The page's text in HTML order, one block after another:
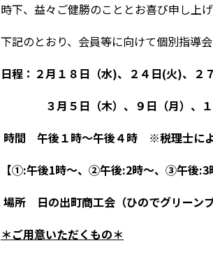
時下、益々ご健勝のこととお喜び申し上
下記のとおり、会員等に向けて個別指導会
日程： ２月１８日（水)、２４日(火)、２
３月５日（木）、９日（月）、１１
時間
午後１時～午後４時 ※税理士に
【①:午後1時～、②午後:2時～、③午後:3
場所
日の出町商工会（ひのでグリーン
＊ご用意いただくもの＊